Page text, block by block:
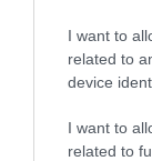
I want to
related to
device
I want to
related to
Ψηφοφορία:
ΕΞΑΙΡΕΣΗ –